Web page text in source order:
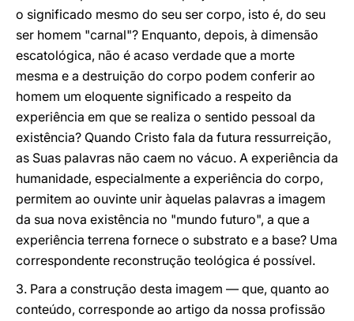
o significado mesmo do seu ser corpo, isto é, do seu
ser homem "carnal"? Enquanto, depois, à dimensão
escatológica, não é acaso verdade que a morte
mesma e a destruição do corpo podem conferir ao
homem um eloquente significado a respeito da
experiência em que se realiza o sentido pessoal da
existência? Quando Cristo fala da futura ressurreição,
as Suas palavras não caem no vácuo. A experiência da
humanidade, especialmente a experiência do corpo,
permitem ao ouvinte unir àquelas palavras a imagem
da sua nova existência no "mundo futuro", a que a
experiência terrena fornece o substrato e a base? Uma
correspondente reconstrução teológica é possível.
3. Para a construção desta imagem — que, quanto ao
conteúdo, corresponde ao artigo da nossa profissão